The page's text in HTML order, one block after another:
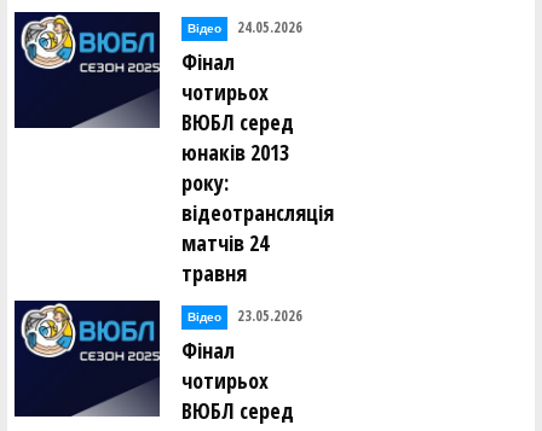
Відео 24.05.2026
Фінал
чотирьох
ВЮБЛ серед
юнаків 2013
року:
відеотрансляція
матчів 24
травня
Відео 23.05.2026
Фінал
чотирьох
ВЮБЛ серед